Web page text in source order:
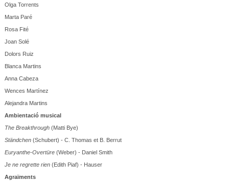
Olga Torrents
Marta Paré
Rosa Fité
Joan Solé
Dolors Ruiz
Blanca Martins
Anna Cabeza
Wences Martínez
Alejandra Martins
Ambientació musical
The Breakthrough(Matti Bye)
Ständchen(Schubert) - C. Thomas et B. Berrut
Euryanthe-Overtüre(Weber) - Daniel Smith
Je ne regrette rien(Edith Piaf) - Hauser
Agraïments